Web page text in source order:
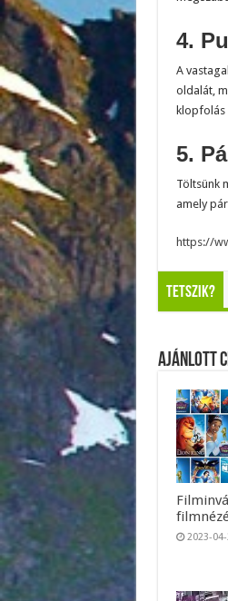
4.
A
oldalát,
klopfolás
5.
Töltsünk
amely
https://
Tetszik?
Ajánlott
2023-04-